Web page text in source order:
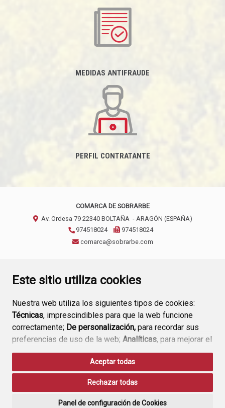
Este sitio utiliza cookies
Nuestra web utiliza los siguientes tipos de cookies:
Técnicas, imprescindibles para que la web funcione
correctamente; De personalización, para recordar sus
preferencias de uso de la web; Analíticas, para mejorar el
funcionamiento de la web y sus servicios.
Si acepta pulsando el botón“Aceptar todas”
consideramos que acepta su uso. Si pulsa el botón
Aceptar todas
Rechazar todas
Panel de configuración de Cookies
MEDIDAS ANTIFRAUDE
PERFIL CONTRATANTE
COMARCA DE SOBRARBE
Av. Ordesa 79 22340 BOLTAÑA - ARAGÓN (ESPAÑA)
974518024
974518024
comarca@sobrarbe.com